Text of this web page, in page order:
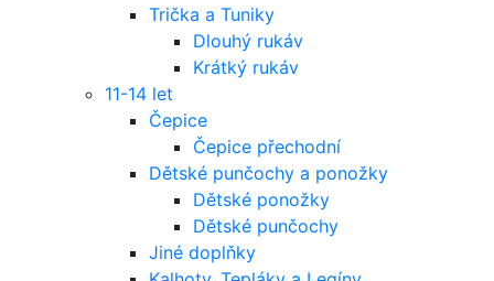
Trička a Tuniky
Dlouhý rukáv
Krátký rukáv
11-14 let
Čepice
Čepice přechodní
Dětské punčochy a ponožky
Dětské ponožky
Dětské punčochy
Jiné doplňky